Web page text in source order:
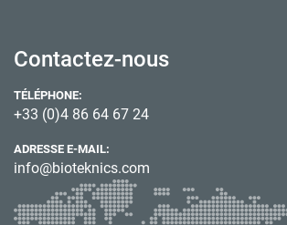
Contactez-nous
TÉLÉPHONE:
+33 (0)4 86 64 67 24
ADRESSE E-MAIL:
info@bioteknics.com